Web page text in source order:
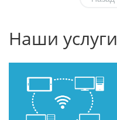
Наши услуги